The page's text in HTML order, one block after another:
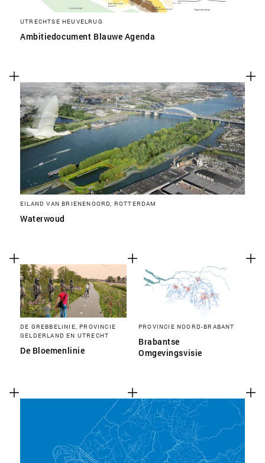
UTRECHTSE HEUVELRUG
Ambitiedocument Blauwe Agenda
EILAND VAN BRIENENOORD, ROTTERDAM
Waterwoud
DE GREBBELINIE, PROVINCIE
GELDERLAND EN UTRECHT
De Bloemenlinie
PROVINCIE NOORD-BRABANT
Brabantse
Omgevingsvisie